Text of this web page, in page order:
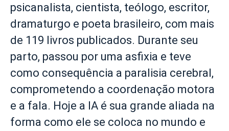
psicanalista, cientista, teólogo, escritor,
dramaturgo e poeta brasileiro, com mais
de 119 livros publicados. Durante seu
parto, passou por uma asfixia e teve
como consequência a paralisia cerebral,
comprometendo a coordenação motora
e a fala. Hoje a IA é sua grande aliada na
forma como ele se coloca no mundo e